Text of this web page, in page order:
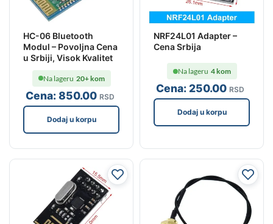
HC-06 Bluetooth
Modul – Povoljna Cena
u Srbiji, Visok Kvalitet
Cena:850.00 RSD
Na lageru 20+ kom
Dodaj u korpu
NRF24L01 Adapter –
Cena Srbija
Cena: 250.00 RSD
Na lageru 4 kom
Dodaj u korpu